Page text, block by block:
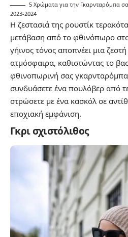
5 Χρώματα για την Γκαρνταρόμπα
2023-2024
Η ζεστασιά της ρουστίκ
μετάβαση από το φθινόπωρο
γήινος τόνος αποπνέει μια
ατμόσφαιρα, καθιστώντας το
φθινοπωρινή σας
συνδυάσετε ένα πουλόβερ από
στρώσετε με ένα κασκόλ σε
εποχιακή εμφάνιση.
Γκρι σχιστόλιθος